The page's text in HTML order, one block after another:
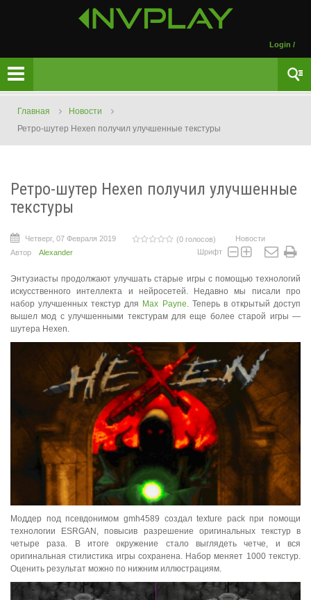
Login /
Главная
Новости
Ретро-шутер Hexen получил улучшенные текстуры
Ретро-шутер Hexen получил улучшенные
текстуры
Четверг, 07 Февраля 2019 (0 голосов)
Новости
Автор
Alexander Шрифт
Энтузиасты продолжают улучшать старые игры с помощью технологий
искусственного интеллекта и нейросетей. Недавно мы писали про
набор улучшенных текстур для Max Payne. Теперь в открытый доступ
вышел мод с улучшенными текстурам для еще более старой игры —
шутера Hexen.
Моддер под псевдонимом gmh4589 создал texture pack при помощи
технологии ESRGAN, повысив разрешение оригинальных текстур в
четыре раза. В итоге окружение стало выглядеть четче, и вся
оригинальная стилистика игры сохранена. Набор меняет 1000 текстур.
Оценить результат можно по нижним иллюстрациям.